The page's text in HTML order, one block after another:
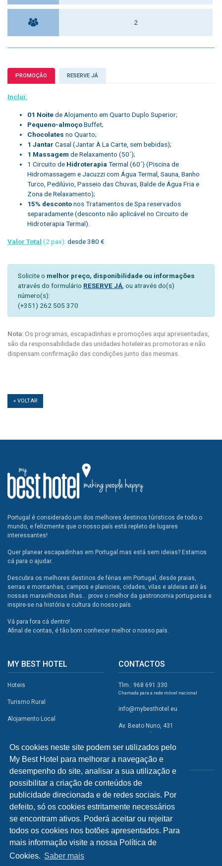
Os cookies neste site podem ser utilizados pelo
My Best Hotel para melhorar a navegação e
desempenho do site, analisar a sua utilização e
possibilitar a criação de conteúdos de
publicidade direcionada e de redes sociais. Por
defeito, só os cookies estritamente necessários
se encontram ativos. Poderá aceitar ou rejeitar
todos os cookies nos botões apresentados. Para
mais informação visite a nossa Política de
Cookies. Saber mais
2
PROMOÇÃO RESERVE JÁ
Inclui:
01 Noitede Alojamento em Quarto Duplo Superior;
Pequeno-almoçoBuffet;
Chocolates no Quarto;
1 Jantar Casal (Jantar À La Carte, sem bebidas);
1 Massagem de Relaxamento (50´);
1 Circuito de Hidroterapia Termal (60´) (Piscina de
Hidromassagem e Jacuzzi com Água Termal, Sauna, Banho
Turco, Pedilúvio, Passeio das Chuvas, Balde de Água Fria e
Zona de Relaxamento);
15% descontonos Tratamentos de Spa reservados
separadamente (desconto não aplicável no Circuito de
Hidroterapia Termal).
Valor Total (2 pax): desde 380 €
Solicite o melhor preço, disponibilidade ou informações
através do formulário RESERVE JÁ , ou através do(s)
número(s):
(+351) 262 505 370
Nota:Os programas, escapadinhas e promoções aqui apresentadas,
são da responsabilidade das unidades hoteleiras promotoras e não
dispensam confirmação das condições junto das mesmas.
« VOLTAR
Portugal é considerado um dos melhores destinos túristicos de todo o
mundo, e felizmente que o nosso país está repleto de lugares
interessantes!
Quer planear escapadinhas em Portugal mas está sem ideias? Estamos
cá para o ajudar.
Descubra os melhores destinos de férias em Portugal, desde praias,
serras e montanhas, campos e planicies, cidades, vilas e aldeias até às
nossas maravilhosas ilhas... prove o melhor da gastronomia portuguesa e
inspire-se na história e cultura do nosso país.
Vá para fora cá dentro!
Afinal de contas, é tão bom conhecer melhor o nosso país.
MY BEST HOTEL
Hoteis
Turismo Rural
Alojamento Local
Campismo
Atividades
Restaurantes
A Visitar
INFORMAÇÕES
Política de Privacidade
CONTACTOS
Tlm.: 968 691 330
Chamada para a rede móvel nacional
info@mybesthotel.eu
Av. Beato Nuno, 431
2495-401 Fátima
REDES SOCIAIS